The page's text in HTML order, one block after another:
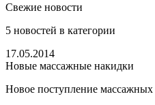
Свежие новости
5 новостей в категории
17.05.2014
Новые массажные накидки
Новое поступление